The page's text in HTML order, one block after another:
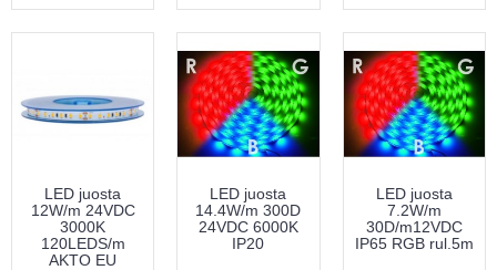
LED juosta
12W/m 24VDC
3000K
120LEDS/m
AKTO EU
LED juosta
14.4W/m 300D
24VDC 6000K
IP20
LED juosta
7.2W/m
30D/m12VDC
IP65 RGB rul.5m